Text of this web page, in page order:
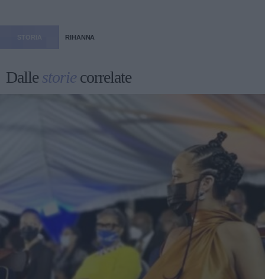
RIHANNA
Dallestorie correlate